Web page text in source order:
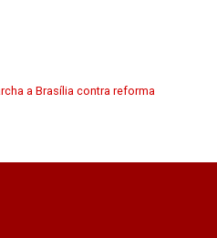
a Brasília contra reforma